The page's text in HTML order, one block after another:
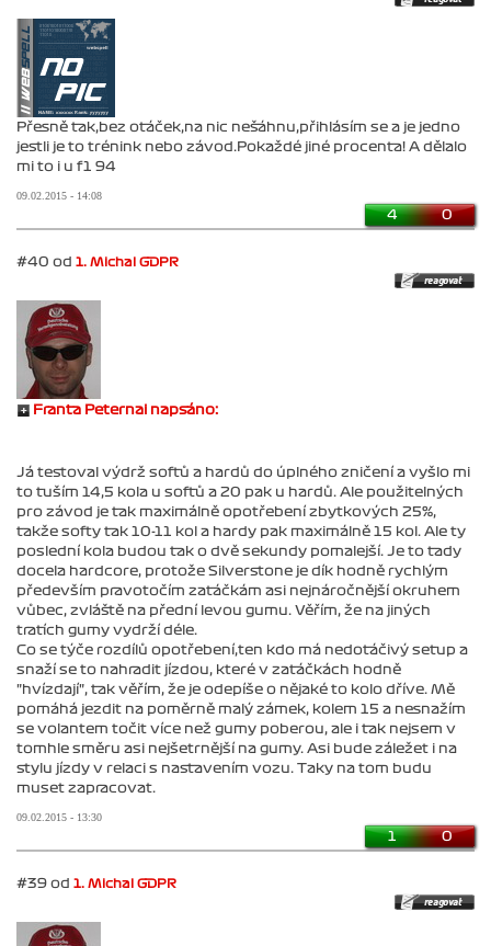
Přesně tak,bez otáček,na nic nešáhnu,přihlásím se a je jedno
jestli je to trénink nebo závod.Pokaždé jiné procenta! A dělalo
mi to i u f1 94
09.02.2015 - 14:08
4 0
#40 od 1. Michal GDPR
Franta Peternai napsáno:
Já testoval výdrž softů a hardů do úplného zničení a vyšlo mi
to tuším 14,5 kola u softů a 20 pak u hardů. Ale použitelných
pro závod je tak maximálně opotřebení zbytkových 25%,
takže softy tak 10-11 kol a hardy pak maximálně 15 kol. Ale ty
poslední kola budou tak o dvě sekundy pomalejší. Je to tady
docela hardcore, protože Silverstone je dík hodně rychlým
především pravotočím zatáčkám asi nejnáročnější okruhem
vůbec, zvláště na přední levou gumu. Věřím, že na jiných
tratích gumy vydrží déle.
Co se týče rozdílů opotřebení,ten kdo má nedotáčivý setup a
snaží se to nahradit jízdou, které v zatáčkách hodně
"hvízdají", tak věřím, že je odepíše o nějaké to kolo dříve. Mě
pomáhá jezdit na poměrně malý zámek, kolem 15 a nesnažím
se volantem točit více než gumy poberou, ale i tak nejsem v
tomhle směru asi nejšetrnější na gumy. Asi bude záležet i na
stylu jízdy v relaci s nastavením vozu. Taky na tom budu
muset zapracovat.
09.02.2015 - 13:30
1 0
#39 od 1. Michal GDPR